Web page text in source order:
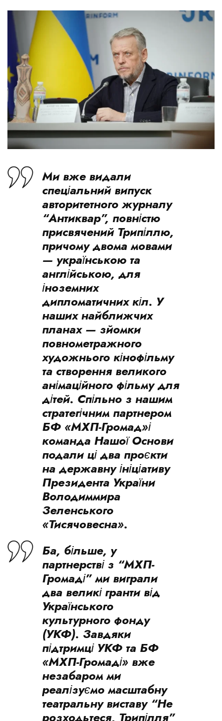
Ми вже видали
спеціальний випуск
авторитетного журналу
“Антиквар”, повністю
присвячений Трипіллю,
причому двома мовами
— українською та
англійською, для
іноземних
дипломатичних кіл. У
наших найближчих
планах — зйомки
повнометражного
художнього кінофільму
та створення великого
анімаційного фільму для
дітей. Спільно з нашим
стратегічним партнером
БФ «МХП-Громад»і
команда Нашої Основи
подали ці два проєкти
на державну ініціативу
Президента України
Володиммира
Зеленського
«Тисячовесна».
Ба, більше, у
партнерстві з “МХП-
Громаді” ми виграли
два великі гранти від
Українського
культурного фонду
(УКФ). Завдяки
підтримці УКФ та БФ
«МХП-Громаді» вже
незабаром ми
реалізуємо масштабну
театральну виставу “Не
розходьтеся, Трипілля”